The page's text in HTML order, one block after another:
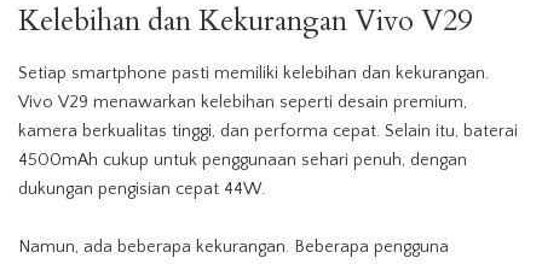
Kelebihan dan Kekurangan Vivo V29
Setiap smartphone pasti memiliki kelebihan dan kekurangan.
Vivo V29 menawarkan kelebihan seperti desain premium,
kamera berkualitas tinggi, dan performa cepat. Selain itu, baterai
4500mAh cukup untuk penggunaan sehari penuh, dengan
dukungan pengisian cepat 44W.
Namun, ada beberapa kekurangan. Beberapa pengguna